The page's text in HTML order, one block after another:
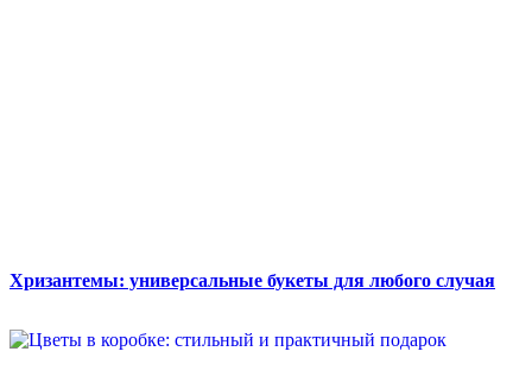
Хризантемы: универсальные букеты для любого случая